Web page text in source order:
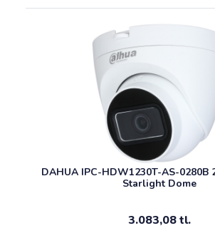
DAHUA IPC-HDW1230T-AS-0280B
Starlight Dome
3.083,08 tl.